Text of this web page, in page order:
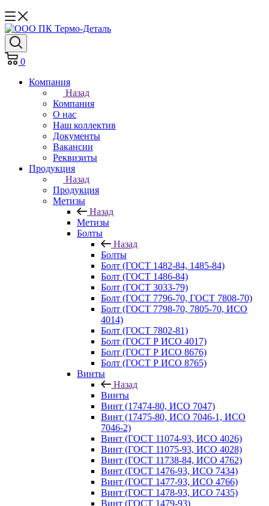
0
Компания
Назад
Компания
О нас
Наш коллектив
Документы
Вакансии
Реквизиты
Продукция
Назад
Продукция
Метизы
Назад
Метизы
Болты
Назад
Болты
Болт (ГОСТ 1482-84, 1485-84)
Болт (ГОСТ 1486-84)
Болт (ГОСТ 3033-79)
Болт (ГОСТ 7796-70, ГОСТ 7808-70)
Болт (ГОСТ 7798-70, 7805-70, ИСО
4014)
Болт (ГОСТ 7802-81)
Болт (ГОСТ Р ИСО 4017)
Болт (ГОСТ Р ИСО 8676)
Болт (ГОСТ Р ИСО 8765)
Винты
Назад
Винты
Винт (17474-80, ИСО 7047)
Винт (17475-80, ИСО 7046-1, ИСО
7046-2)
Винт (ГОСТ 11074-93, ИСО 4026)
Винт (ГОСТ 11075-93, ИСО 4028)
Винт (ГОСТ 11738-84, ИСО 4762)
Винт (ГОСТ 1476-93, ИСО 7434)
Винт (ГОСТ 1477-93, ИСО 4766)
Винт (ГОСТ 1478-93, ИСО 7435)
Винт (ГОСТ 1479-93)